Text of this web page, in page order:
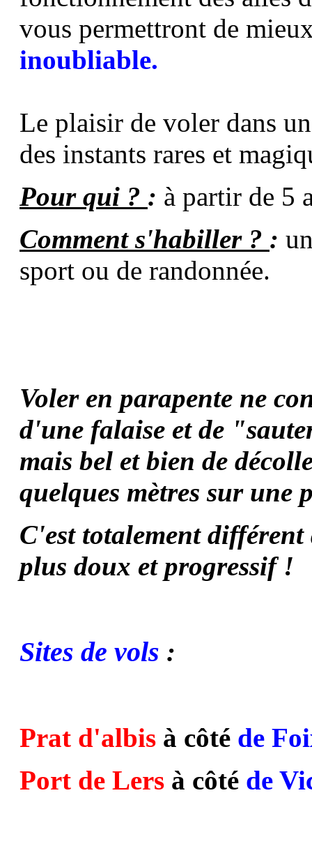
vous permettront de
inoubliable.
Le plaisir de voler dans
des instants rares et
Pour qui ? : à partir de 5
Comment s'habiller ? :
sport ou de randonnée.
Voler en parapente ne
d'une falaise et de
mais bel et bien de
quelques mètres sur une
C'est totalement
plus doux et progressif !
Sites de vols :
Prat d'albis à côté de
Port de Lers à côté de